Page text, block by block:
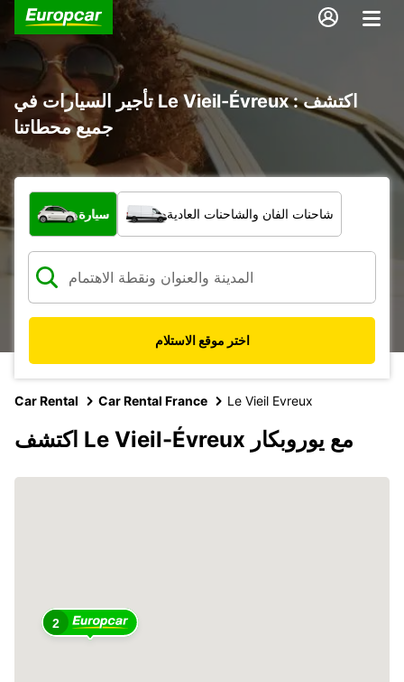
تأجير السيارات في Le Vieil-Évreux : اكتشف
جميع محطاتنا
ما نوع المركبة؟
سيارة شاحنات الفان والشاحنات العادية
اختر موقع الاستلام
Car Rental Car Rental France Le Vieil Evreux
اكتشف Le Vieil-Évreux مع يوروبكار
2